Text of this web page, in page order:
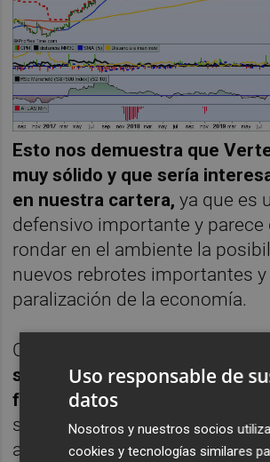
Esto nos demuestra que
muy sólido y que sería
en nuestra cartera,ya que es
defensivo importante y parece
rondar en el ambiente la
nuevos rebrotes importantes y
paralización de la economía.
Como ya he comentado
sector farmacéutico ha
fuerza en las últimas semanas
siendo uno de los más fuertes
además ante posibles caídas
Uso responsable de
datos
Nosotros y nuestros socios
cookies y tecnologías similares